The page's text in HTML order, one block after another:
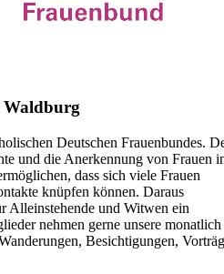
Waldburg
Deutschen Frauenbundes.
und die Anerkennung von Frauen
dass sich viele Frauen
knüpfen können. Daraus
Alleinstehende und Witwen ein
nehmen gerne unsere monatlich
Besichtigungen,